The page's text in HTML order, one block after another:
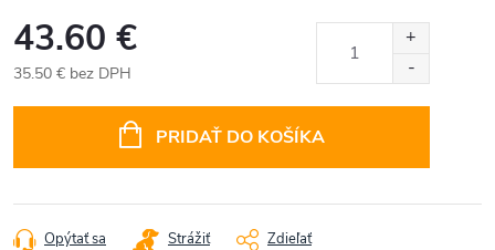
43.60 €
35.50 € bez DPH
PRIDAŤ DO KOŠÍKA
Opýtať sa Strážiť Zdieľať